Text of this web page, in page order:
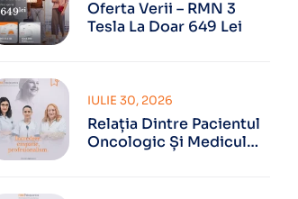
Oferta Verii – RMN 3
Tesla La Doar 649 Lei
Relația Dintre Pacientul
Oncologic Și Medicul
IULIE 30, 2026